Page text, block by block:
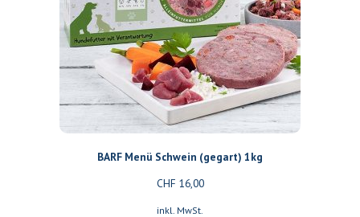
BARF Menü Schwein (gegart) 1kg
CHF 16,00
inkl. MwSt.